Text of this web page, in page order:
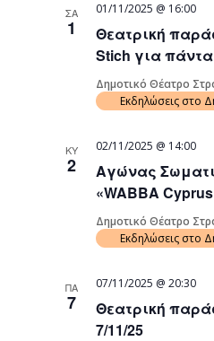
ΣΑ
1
Θεατρική
Stich για
01/11/2025 @ 16:00
Δημοτικό Θέατρο
Εκδηλώσεις στο
ΚΥ
2
Αγώνας
«WABBA
02/11/2025 @ 14:00
Δημοτικό Θέατρο
Εκδηλώσεις στο
ΠΑ
7
Θεατρική
7/11/25
07/11/2025 @ 20:30